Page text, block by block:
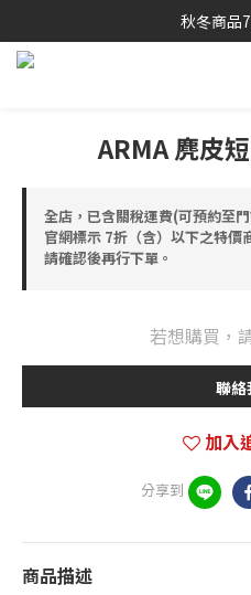
秋冬商品
秋冬商品
線上購物專
ARMA 麂皮
全店，已含關稅運費(可預約至
官網標示 7折（含）以下之特價
請確認後再行下單。
若想購買，
聯絡
加入
分享到
商品描述